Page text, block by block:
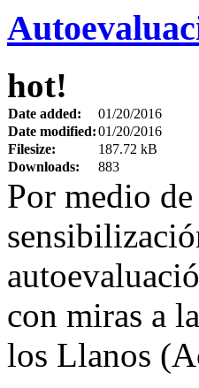
hot!
Date added:
01/20/2016
Date modified:01/20/2016
Filesize:
187.72 kB
Downloads:
883
Por medio
con miras a
los Llanos